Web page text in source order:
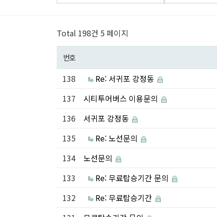
Total 198건 5 페이지
번호
138
Re: 서귀포 강정동
137
시티투어버스 이용문의
136
서귀포 강정동
135
Re: 노선문의
134
노선문의
133
Re: 무료탑승기간 문의
132
Re: 무료탑승기간